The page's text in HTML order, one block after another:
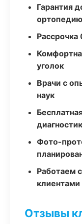
Гарантия
ортопедию
Рассрочка
уголок
Врачи с
наук
Фото-
Работаем
клиентами
Отзывы